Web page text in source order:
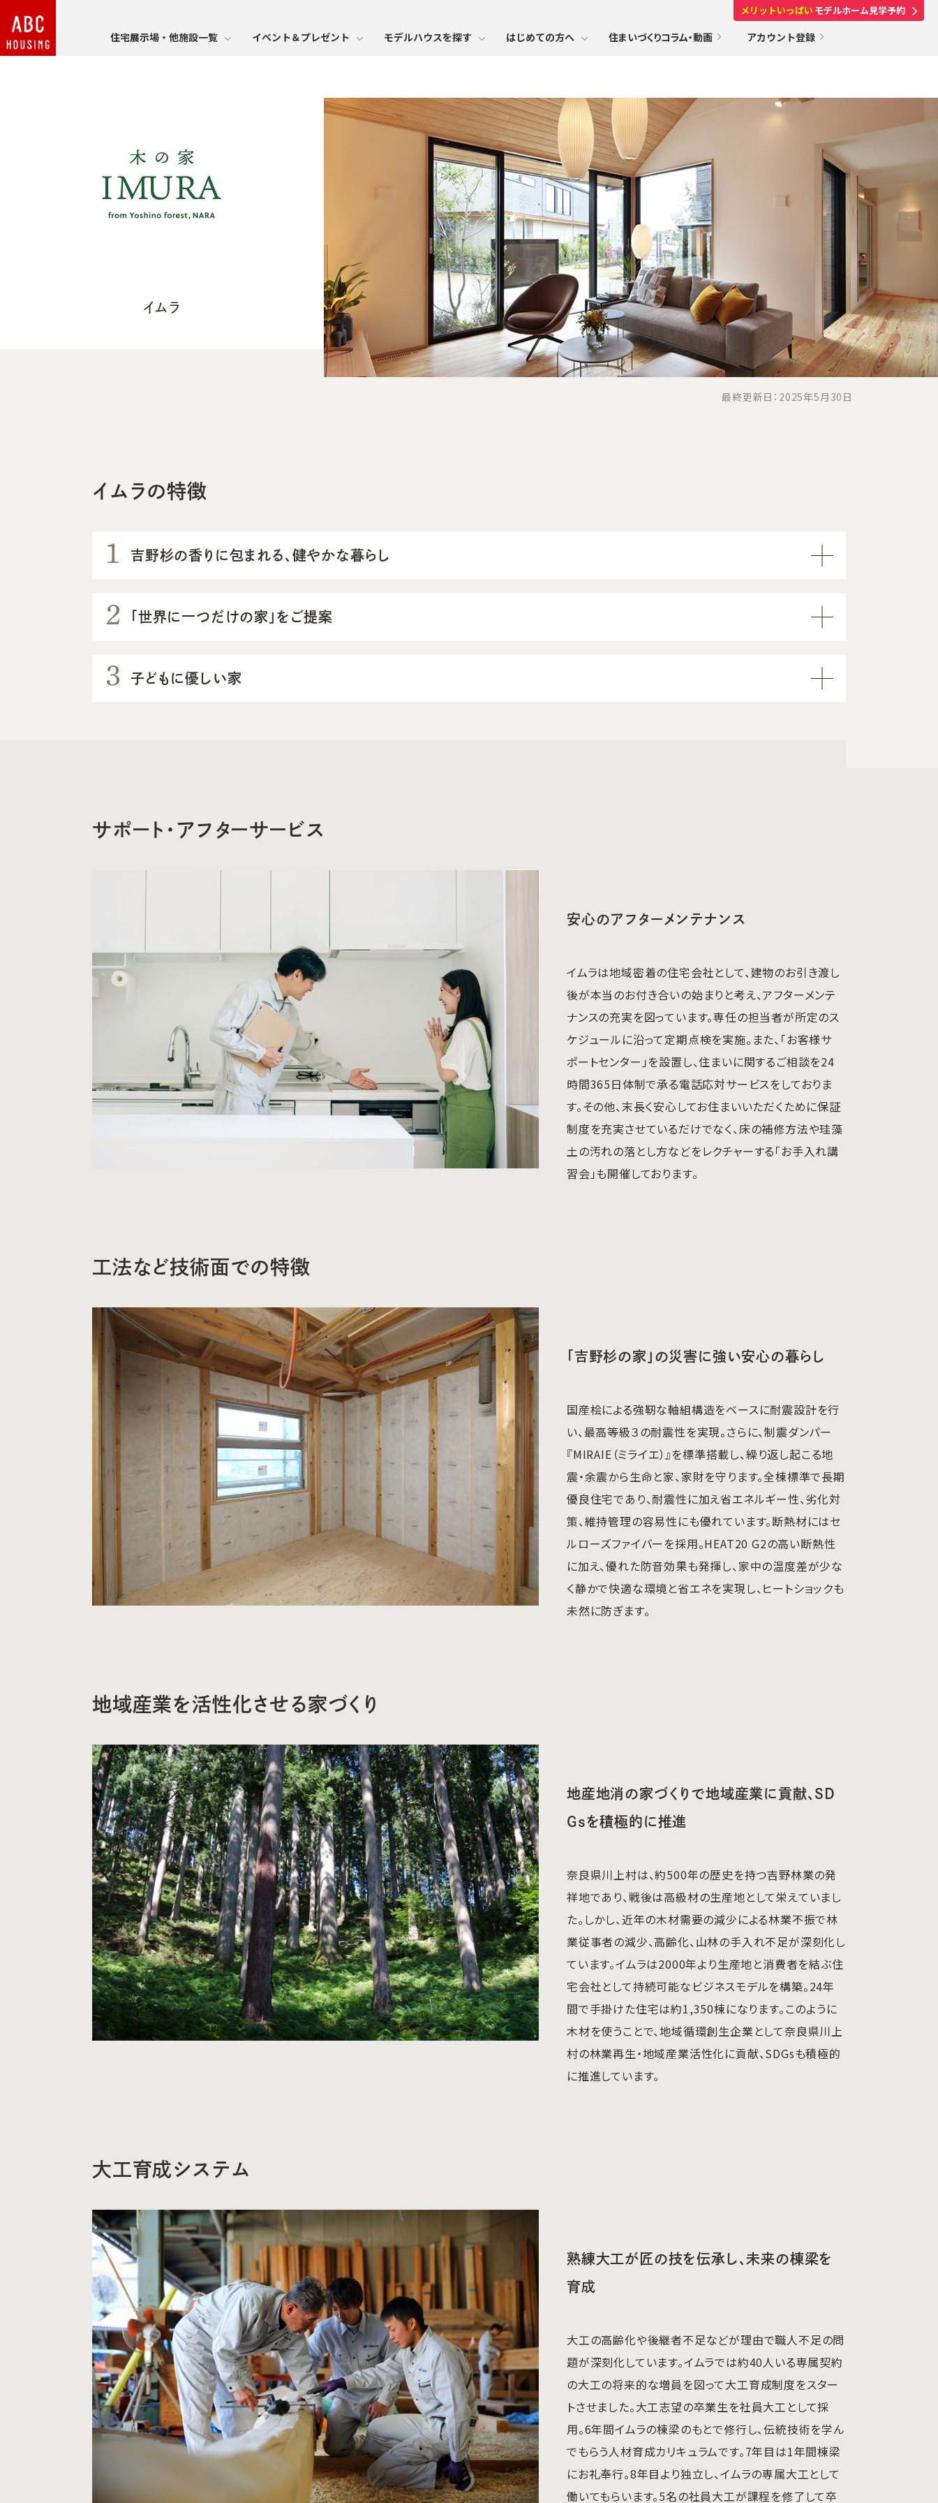
住宅展示場・他施設一覧 イベント＆プレゼント モデルハウスを探す はじめての方へ 住まいづくりコラム・動画 アカウント登録
メリットいっぱい モデルホーム見学予約
イムラ
最終更新日：2025年5月30日
イムラの特徴
吉野杉の香りに包まれる、健やかな暮らし
「世界に一つだけの家」をご提案
子どもに優しい家
サポート・アフターサービス
安心のアフターメンテナンス
イムラは地域密着の住宅会社として、建物のお引き渡し
後が本当のお付き合いの始まりと考え、アフターメンテ
ナンスの充実を図っています。専任の担当者が所定のス
ケジュールに沿って定期点検を実施。また、「お客様サ
ポートセンター」を設置し、住まいに関するご相談を24
時間365日体制で承る電話応対サービスをしておりま
す。その他、末長く安心してお住まいいただくために保証
制度を充実させているだけでなく、床の補修方法や珪藻
土の汚れの落とし方などをレクチャーする「お手入れ講
習会」も開催しております。
工法など技術面での特徴
「吉野杉の家」の災害に強い安心の暮らし
国産桧による強靭な軸組構造をベースに耐震設計を行
い、最高等級３の耐震性を実現。さらに、制震ダンパー
『MIRAIE（ミライエ）』を標準搭載し、繰り返し起こる地
震・余震から生命と家、家財を守ります。全棟標準で長期
優良住宅であり、耐震性に加え省エネルギー性、劣化対
策、維持管理の容易性にも優れています。断熱材にはセ
ルローズファイバーを採用。HEAT20 G2の高い断熱性
に加え、優れた防音効果も発揮し、家中の温度差が少な
く静かで快適な環境と省エネを実現し、ヒートショックも
未然に防ぎます。
地域産業を活性化させる家づくり
地産地消の家づくりで地域産業に貢献、SD
Gsを積極的に推進
奈良県川上村は、約500年の歴史を持つ吉野林業の発
祥地であり、戦後は高級材の生産地として栄えていまし
た。しかし、近年の木材需要の減少による林業不振で林
業従事者の減少、高齢化、山林の手入れ不足が深刻化し
ています。イムラは2000年より生産地と消費者を結ぶ住
宅会社として持続可能なビジネスモデルを構築。24年
間で手掛けた住宅は約1,350棟になります。このように
木材を使うことで、地域循環創生企業として奈良県川上
村の林業再生・地域産業活性化に貢献、SDGsも積極的
に推進しています。
大工育成システム
熟練大工が匠の技を伝承し、未来の棟梁を
育成
大工の高齢化や後継者不足などが理由で職人不足の問
題が深刻化しています。イムラでは約40人いる専属契約
の大工の将来的な増員を図って大工育成制度をスター
トさせました。大工志望の卒業生を社員大工として採
用。6年間イムラの棟梁のもとで修行し、伝統技術を学ん
でもらう人材育成カリキュラムです。7年目は1年間棟梁
にお礼奉行。8年目より独立し、イムラの専属大工として
働いてもらいます。5名の社員大工が課程を修了して卒